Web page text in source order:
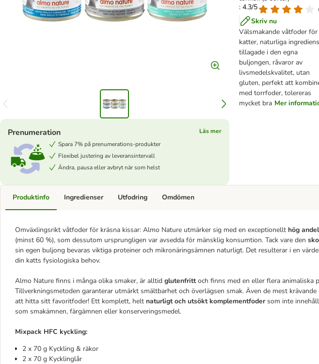
: 4.3/5
Skriv nu
Välsmakande våtfoder för
katter, naturliga
tillagade i den egna
buljongen, råvaror av
livsmedelskvalitet, utan
gluten, perfekt att
med torrfoder, tolereras
mycket bra Mer
Prenumeration
Läs mer
Spara 7% på prenumerations-produkter
Flexibel justering av leveransintervall
Ändra, pausa eller avbryt när som helst
Produktinfo
Omväxlingsrikt våtfoder för kräsna kissar: Almo Nature utmärker sig med en exceptionellt hög
(minst 60 %), som dessutom ursprungligen var avsedda för mänsklig konsumtion. Tack vare den
sin egen buljong bevaras viktiga proteiner och mikronäringsämnen naturligt. Det resulterar i en
din katts fysiologiska behov.
Almo Nature finns i många olika smaker, är alltid glutenfrittoch finns med en eller flera animaliska
Tillverkningsmetoden garanterar utmärkt smältbarhet och överlägsen smak. Även de mest
att hitta sitt favoritfoder! Ett komplett, helt naturligt och utsökt komplementfodersom inte
som smakämnen, färgämnen eller konserveringsmedel.
Mixpack HFC kyckling:
2 x 70 g Kyckling & räkor
2 x 70 g Kycklinglår
Ingredienser Utfodring Omdömen